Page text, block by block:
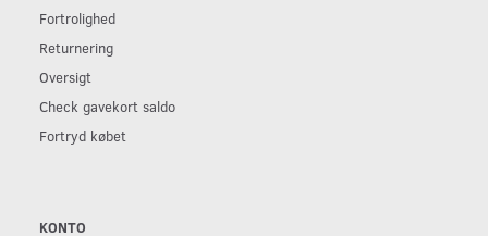
Fortrolighed
Returnering
Oversigt
Check gavekort saldo
Fortryd købet
KONTO